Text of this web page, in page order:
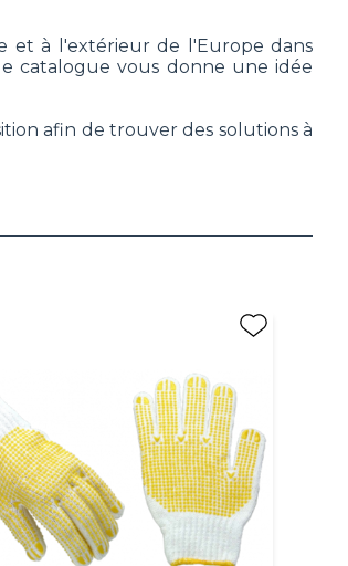
et à l'extérieur de l'Europe dans
catalogue vous donne une idée
afin de trouver des solutions à